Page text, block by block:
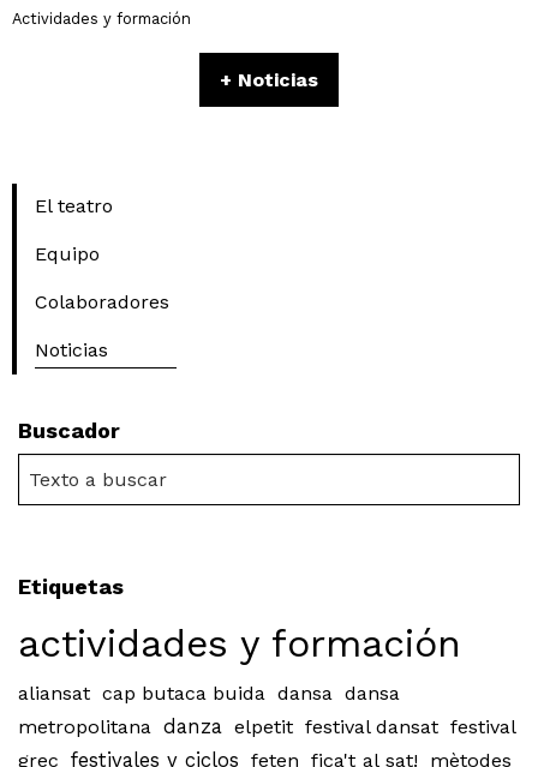
Actividades y formación
+ Noticias
El teatro
Equipo
Colaboradores
Noticias
Buscador
Etiquetas
actividades y formación
aliansat cap butaca buida dansa dansa
metropolitana danza elpetit festival dansat festival
grec festivales y ciclos feten fica't al sat!
mètodes